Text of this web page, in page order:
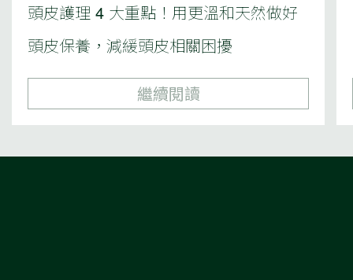
頭皮護理 4 大重點！用更溫和天然做好
頭皮保養，減緩頭皮相關困擾
繼續閱讀